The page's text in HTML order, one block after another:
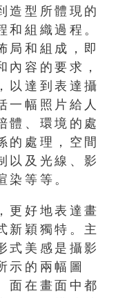
造型所體現的
和組織過程。
局和組成，即
內容的要求，
以達到表達攝
一幅照片給人
體、環境的處
的處理，空間
以及光線、影
染等等。
更好地表達畫
新穎獨特。主
式美感是攝影
示的兩幅圖
面在畫面中都